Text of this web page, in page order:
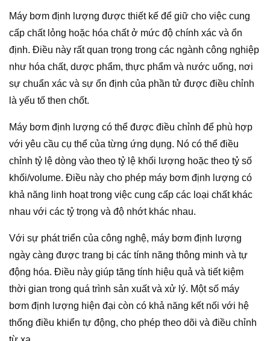
Máy bơm định lượng được thiết kế để giữ cho việc cung
cấp chất lỏng hoặc hóa chất ở mức độ chính xác và ổn
định. Điều này rất quan trọng trong các ngành công nghiệp
như hóa chất, dược phẩm, thực phẩm và nước uống, nơi
sự chuẩn xác và sự ổn định của phần tử được điều chỉnh
là yếu tố then chốt.
Máy bơm định lượng có thể được điều chỉnh để phù hợp
với yêu cầu cụ thể của từng ứng dụng. Nó có thể điều
chỉnh tỷ lệ dòng vào theo tỷ lệ khối lượng hoặc theo tỷ số
khối/volume. Điều này cho phép máy bơm định lượng có
khả năng linh hoạt trong việc cung cấp các loại chất khác
nhau với các tỷ trọng và độ nhớt khác nhau.
Với sự phát triển của công nghệ, máy bơm định lượng
ngày càng được trang bị các tính năng thông minh và tự
động hóa. Điều này giúp tăng tính hiệu quả và tiết kiệm
thời gian trong quá trình sản xuất và xử lý. Một số máy
bơm định lượng hiện đại còn có khả năng kết nối với hệ
thống điều khiển tự động, cho phép theo dõi và điều chỉnh